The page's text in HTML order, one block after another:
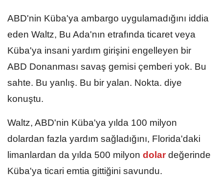
ABD'nin Küba'ya ambargo uygulamadığını iddia
eden Waltz, Bu Ada'nın etrafında ticaret veya
Küba'ya insani yardım girişini engelleyen bir
ABD Donanması savaş gemisi çemberi yok. Bu
sahte. Bu yanlış. Bu bir yalan. Nokta. diye
konuştu.
Waltz, ABD'nin Küba'ya yılda 100 milyon
dolardan fazla yardım sağladığını, Florida'daki
limanlardan da yılda 500 milyon dolardeğerinde
Küba'ya ticari emtia gittiğini savundu.